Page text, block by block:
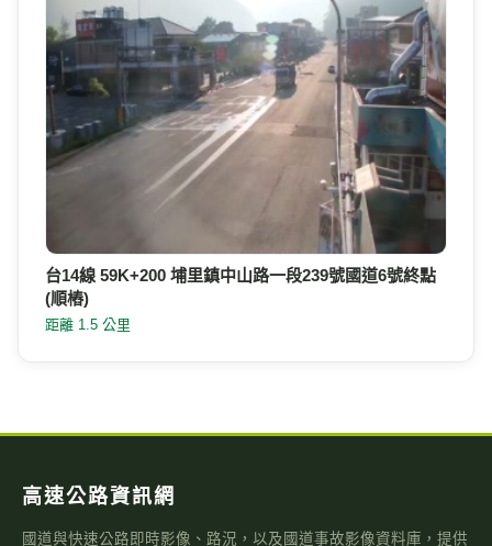
台14線 59K+200 埔里鎮中山路一段239號國道6號終點
(順樁)
距離 1.5 公里
高速公路資訊網
國道與快速公路即時影像、路況，以及國道事故影像資料庫，提供